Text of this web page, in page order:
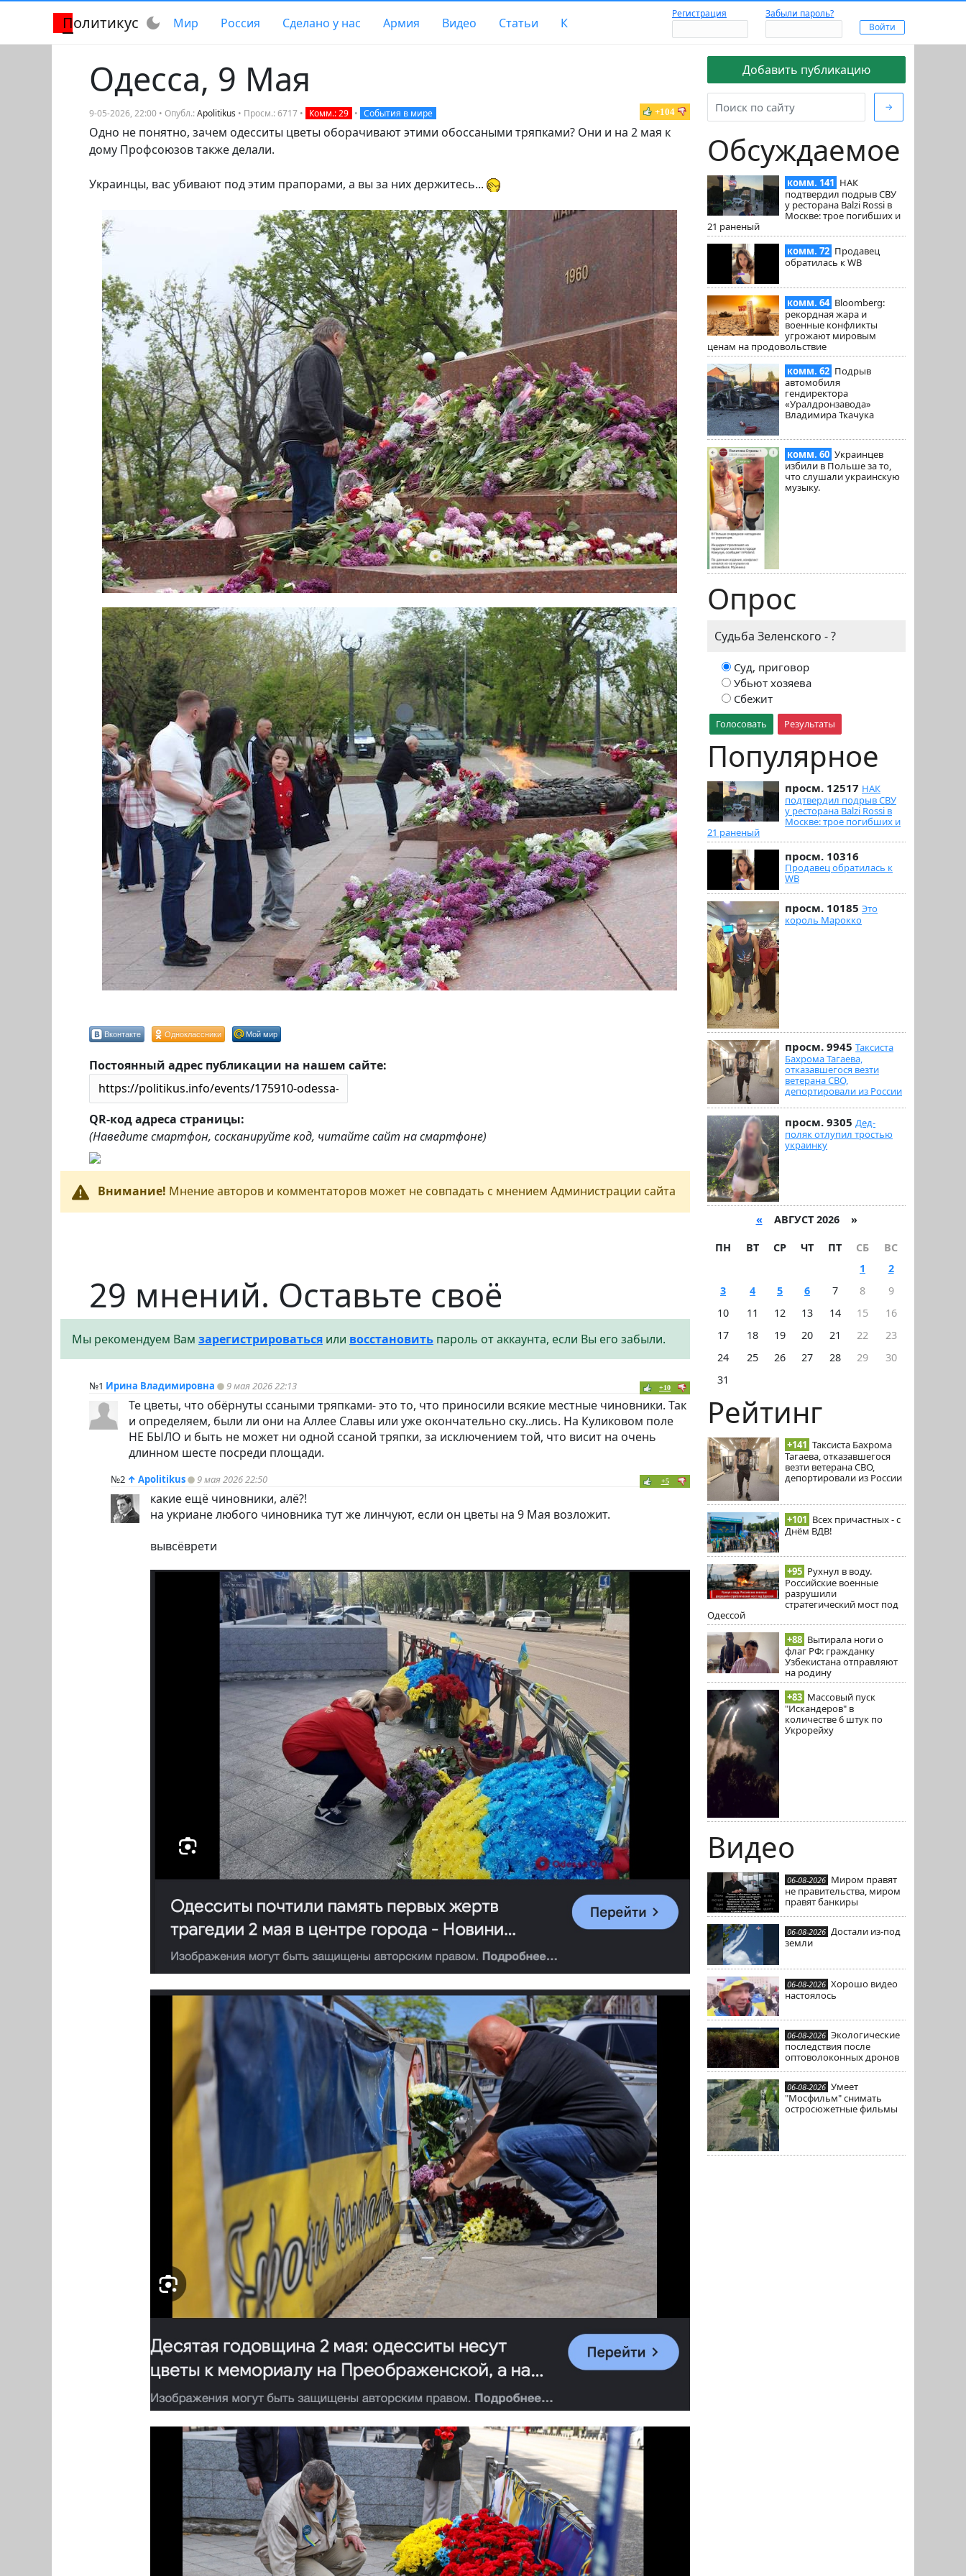
Политикус dark_mode Мир Россия Сделано у нас Армия Видео Статьи К
Регистрация Забыли пароль?
Добавить публикацию
→
Обсуждаемое
комм. 141 НАК
подтвердил подрыв СВУ
у ресторана Balzi Rossi в
Москве: трое погибших и
21 раненый
комм. 72 Продавец
обратилась к WB
комм. 64 Bloomberg:
рекордная жара и
военные конфликты
угрожают мировым
ценам на продовольствие
комм. 62 Подрыв
автомобиля
гендиректора
«Уралдронзавода»
Владимира Ткачука
комм. 60 Украинцев
избили в Польше за то,
что слушали украинскую
музыку.
Опрос
Судьба Зеленского - ?
Суд, приговор
Убьют хозяева
Сбежит
Голосовать Результаты
Популярное
просм. 12517 НАК
подтвердил подрыв СВУ
у ресторана Balzi Rossi в
Москве: трое погибших и
21 раненый
просм. 10316
Продавец обратилась к
WB
просм. 10185 Это
король Марокко
просм. 9945 Таксиста
Бахрома Тагаева,
отказавшегося везти
ветерана СВО,
депортировали из России
просм. 9305 Дед-
поляк отлупил тростью
украинку
« АВГУСТ 2026 »
ПН ВТ СР ЧТ ПТ СБ
ВС
1
2
3
4 5 6 7 8
9
10
11 12 13 14 15
16
17
18 19 20 21 22
23
24
25 26 27 28 29
30
31
Рейтинг
+141 Таксиста Бахрома
Тагаева, отказавшегося
везти ветерана СВО,
депортировали из России
+101 Всех причастных - с
Днём ВДВ!
+95 Рухнул в воду.
Российские военные
разрушили
стратегический мост под
Одессой
+88 Вытирала ноги о
флаг РФ: гражданку
Узбекистана отправляют
на родину
+83 Массовый пуск
"Искандеров" в
количестве 6 штук по
Укрорейху
Видео
06-08-2026 Миром правят
не правительства, миром
правят банкиры
06-08-2026 Достали из-под
земли
06-08-2026 Хорошо видео
настоялось
06-08-2026 Экологические
последствия после
оптоволоконных дронов
06-08-2026 Умеет
"Мосфильм" снимать
остросюжетные фильмы
Одесса, 9 Мая
9-05-2026, 22:00 • Опубл.:Apolitikus • Просм.: 6717 • Комм.: 29 • События в мире +104
Одно не понятно, зачем одесситы цветы оборачивают этими обоссаными тряпками? Они и на 2 мая к
дому Профсоюзов также делали.
Украинцы, вас убивают под этим прапорами, а вы за них держитесь...
Вконтакте Одноклассники Мой мир
Постоянный адрес публикации на нашем сайте:
QR-код адреса страницы:
(Наведите смартфон, сосканируйте код, читайте сайт на смартфоне)
Внимание! Мнение авторов и комментаторов может не совпадать с мнением Администрации сайта
29 мнений. Оставьте своё
Мы рекомендуем Вам зарегистрироваться или восстановить пароль от аккаунта, если Вы его забыли.
№1 Ирина Владимировна 9 мая 2026 22:13 +10
Те цветы, что обёрнуты ссаными тряпками- это то, что приносили всякие местные чиновники. Так
и определяем, были ли они на Аллее Славы или уже окончательно ску..лись. На Куликовом поле
НЕ БЫЛО и быть не может ни одной ссаной тряпки, за исключением той, что висит на очень
длинном шесте посреди площади.
№2 ↑ Apolitikus 9 мая 2026 22:50 +5
какие ещё чиновники, алё?!
на укриане любого чиновника тут же линчуют, если он цветы на 9 Мая возложит.
вывсёврети